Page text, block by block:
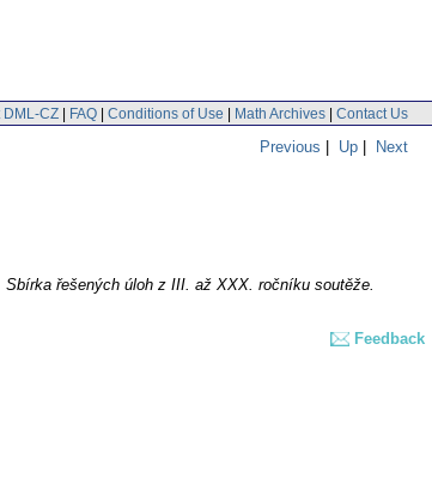
DML-CZ | FAQ | Conditions of Use | Math Archives | Contact Us
Previous | Up | Next
řešených úloh z III. až XXX. ročníku soutěže.
Feedback